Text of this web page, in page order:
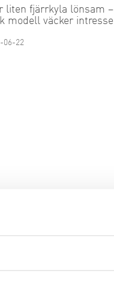
liten fjärrkyla lönsam –
modell väcker intresse
06-22